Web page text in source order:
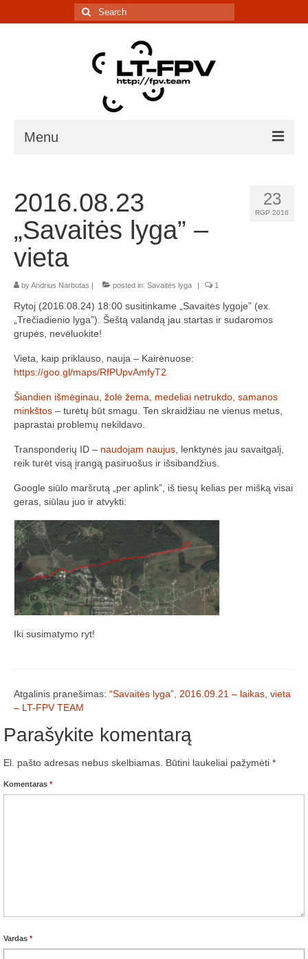
Search
for:
Menu
5.8G kanalų skaičiuoklė
Laiko matavimo sistema
IR davikliai – sąrašai, informacija
Lenktynės/renginiai
„Savaitės lyga”
LT-FPV
LT-FPV Komanda
Komandos logo
Nuorodos
Draugai
2016 Pirmos lenktynės
Taisyklės
Trasos schema
Taisyklės
Trasos schema
Media
Rezultatai
Trasos schema (2016-3)
23
RGP 2016
2016.08.23
„Savaitės lyga” –
vieta
byAndrius Narbutas | posted in: Savaitės lyga | 1
Rytoj (2016.08.24) 18:00 susitinkame „Savaitės lygoje” (ex.
„Trečiadienio lyga”). Šeštą valandą jau startas ir sudaromos
grupės, nevėluokite!
Vieta, kaip priklauso, nauja – Kairėnuose:
https://goo.gl/maps/RfPUpvAmfyT2
Šiandien išmėginau, žolė žema, medeliai netrukdo, samanos
minkštos – turėtų būt smagu. Ten skraidžiau ne vienus metus,
paprastai problemų nekildavo.
Transponderių ID – naudojam naujus , lenktynės jau savaitgalį,
reik turėt visą įrangą pasiruošus ir išsibandžius.
Google siūlo maršrutą „per aplink”, iš tiesų kelias per mišką visai
geras, siūlau juo ir atvykti:
Iki susimatymo ryt!
Atgalinis pranešimas: “Savaitės lyga”, 2016.09.21 – laikas, vieta
– LT-FPV TEAM
Parašykite komentarą
El. pašto adresas nebus skelbiamas. Būtini laukeliai pažymėti *
Komentaras *
Vardas *